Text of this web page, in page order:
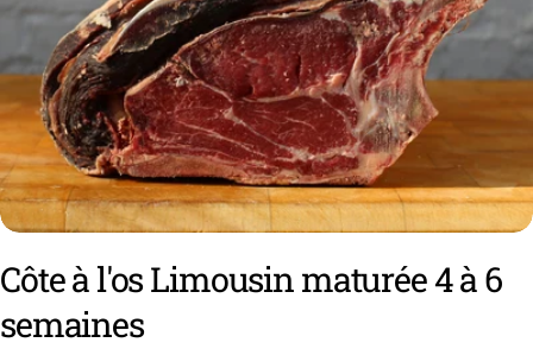
Côte à l'os Limousin maturée 4 à 6
semaines